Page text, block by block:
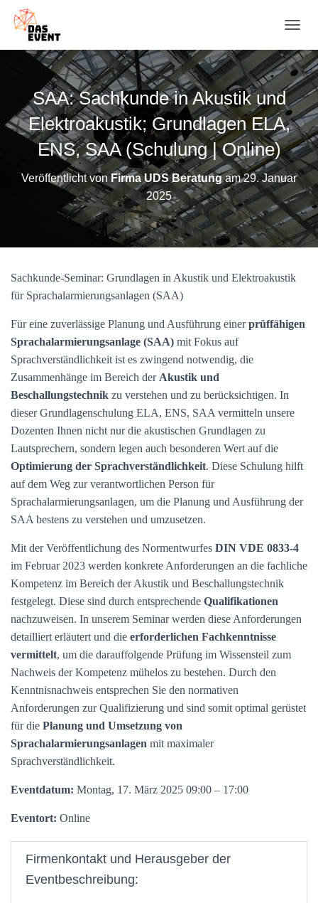
A
V
I
G
A
T
I
O
N
U
M
S
C
H
A
E
SAA: Sachkunde in Akustik und
Elektroakustik; Grundlagen ELA,
ENS, SAA (Schulung | Online)
Veröffentlicht vonFirma UDS Beratungam29. Januar
2025
Sachkunde-Seminar: Grundlagen in Akustik und Elektroakustik
für Sprachalarmierungsanlagen (SAA)
Für eine zuverlässige Planung und Ausführung einerprüffähigen
Sprachalarmierungsanlage (SAA) mit Fokus auf
Sprachverständlichkeit ist es zwingend notwendig, die
Zusammenhänge im Bereich der Akustik und
Beschallungstechnik zu verstehen und zu berücksichtigen. In
dieser Grundlagenschulung ELA, ENS, SAA vermitteln unsere
Dozenten Ihnen nicht nur die akustischen Grundlagen zu
Lautsprechern, sondern legen auch besonderen Wert auf die
Optimierung der Sprachverständlichkeit. Diese Schulung hilft
auf dem Weg zur verantwortlichen Person für
Sprachalarmierungsanlagen, um die Planung und Ausführung der
SAA bestens zu verstehen und umzusetzen.
Mit der Veröffentlichung des Normentwurfes DIN VDE 0833-4
im Februar 2023 werden konkrete Anforderungen an die fachliche
Kompetenz im Bereich der Akustik und Beschallungstechnik
festgelegt. Diese sind durch entsprechende Qualifikationen
nachzuweisen. In unserem Seminar werden diese Anforderungen
detailliert erläutert und die erforderlichen Fachkenntnisse
vermittelt, um die darauffolgende Prüfung im Wissensteil zum
Nachweis der Kompetenz mühelos zu bestehen. Durch den
Kenntnisnachweis entsprechen Sie den normativen
Anforderungen zur Qualifizierung und sind somit optimal gerüstet
für die Planung und Umsetzung von
Sprachalarmierungsanlagen mit maximaler
Sprachverständlichkeit.
Eventdatum: Montag, 17. März 2025 09:00 – 17:00
Eventort: Online
Firmenkontakt und Herausgeber der
Eventbeschreibung: